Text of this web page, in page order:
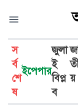
স
র্ব
শে
ষ
ইপেপার
জুলা
ই
বিপ্ল
ব
য়